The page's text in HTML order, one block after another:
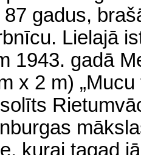
gadus,
Lielajā
1943. gadā
x 2 m)
kuŗai tagad